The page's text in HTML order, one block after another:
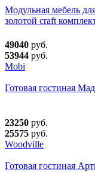
Модульная мебель
золотой craft
49040 руб.
53944 руб.
Mobi
Готовая гостиная
23250 руб.
25575 руб.
Woodville
Готовая гостиная